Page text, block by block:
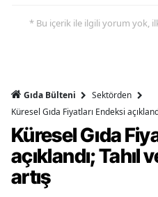
* Bu içerik ile ilgili yorum yok,
Gıda Bülteni
Sektörden
Küresel Gıda Fiyatları Endeksi
Küresel Gıda
açıklandı; Tahıl
artış